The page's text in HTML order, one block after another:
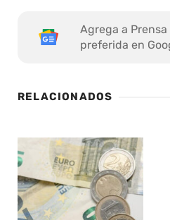
Agrega a
preferida en
RELACIONADOS